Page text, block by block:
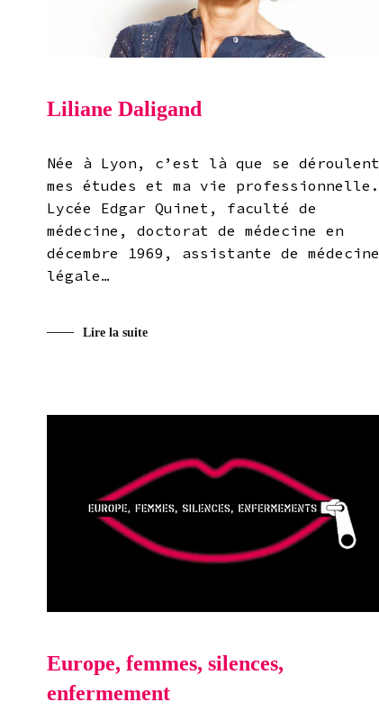
Liliane Daligand
Née à Lyon, c’est là que se déroulent
mes études et ma vie professionnelle.
Lycée Edgar Quinet, faculté de
médecine, doctorat de médecine en
décembre 1969, assistante de médecine
légale…
Lire la suite
Europe, femmes, silences,
enfermement